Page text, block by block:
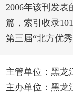
2006年该刊发表
篇，索引收录
第三届“北方优秀
主管单位：黑龙
主办单位：黑龙